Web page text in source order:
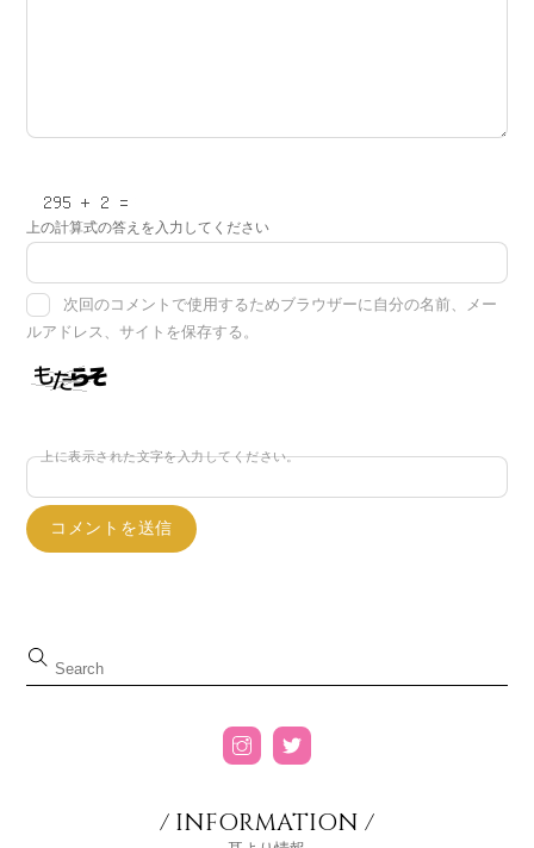
上の計算式の答えを入力してください
次回のコメントで使用するためブラウザーに自分の名前、メー
ルアドレス、サイトを保存する。
上に表示された文字を入力してください。
/ INFORMATION /